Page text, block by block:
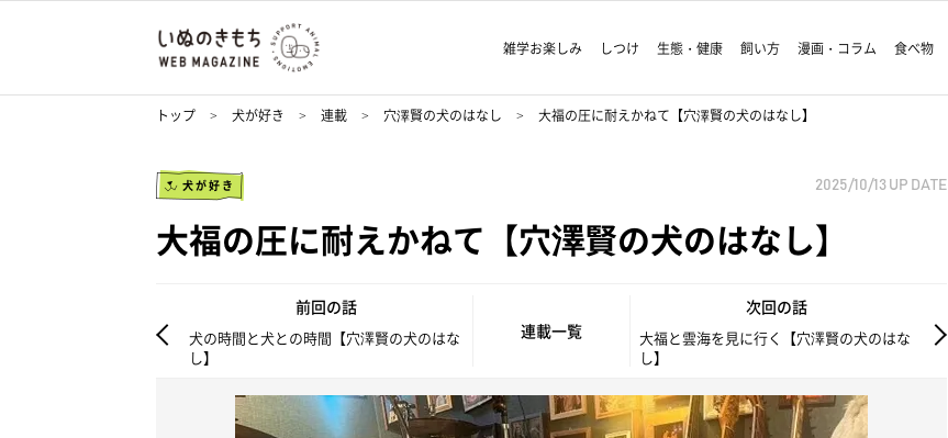
雑学お楽しみ しつけ 生態・健康 飼い方 漫画・コラム 食べ物
トップ 犬が好き 連載 穴澤賢の犬のはなし 大福の圧に耐えかねて【穴澤賢の犬のはなし】
犬が好き 2025/10/13 UP DATE
大福の圧に耐えかねて【穴澤賢の犬のはなし】
前回の話
犬の時間と犬との時間【穴澤賢の犬のはな
し】
連載一覧
次回の話
大福と雲海を見に行く【穴澤賢の犬のはな
し】